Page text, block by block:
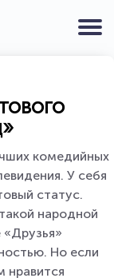
комедийных
У себя
статус.
народной
Но если
нравится